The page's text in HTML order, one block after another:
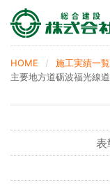
事業内容
施工実績
森の家
会社概要
採用情報
森グループ
HOME 施工実績一覧
主要地方道砺波福光線
表